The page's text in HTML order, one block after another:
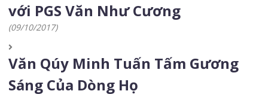
với PGS Văn Như Cương
(09/10/2017)
Văn Qúy Minh Tuấn Tấm Gương
Sáng Của Dòng Họ